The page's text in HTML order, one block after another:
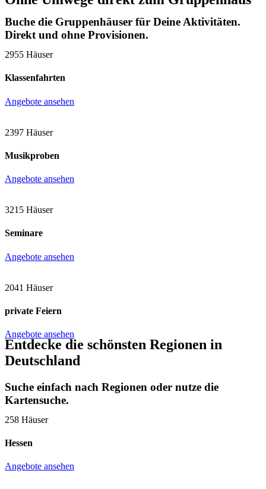
Buche die Gruppenhäuser für Deine Aktivitäten.
Direkt und ohne Provisionen.
2955 Häuser
Klassenfahrten
Angebote ansehen
2397 Häuser
Musikproben
Angebote ansehen
3215 Häuser
Seminare
Angebote ansehen
2041 Häuser
private Feiern
Angebote ansehen
Entdecke die schönsten Regionen in
Deutschland
Suche einfach nach Regionen oder nutze die
Kartensuche.
258 Häuser
Hessen
Angebote ansehen